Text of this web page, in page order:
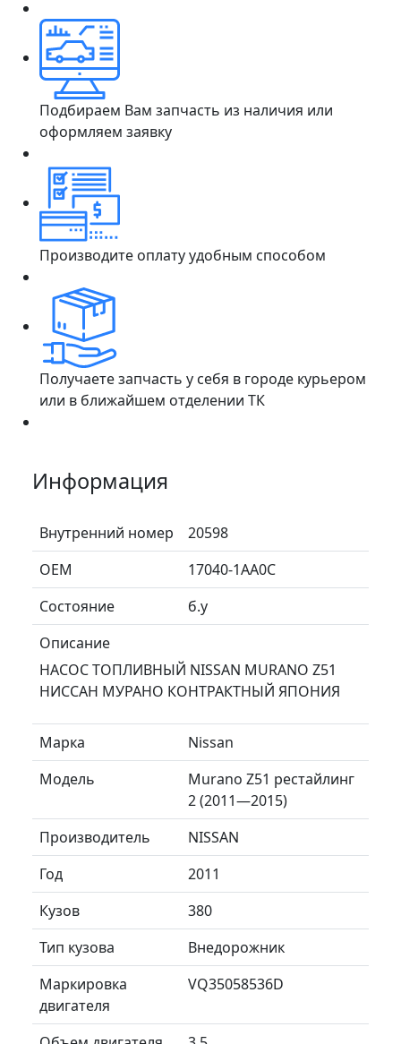
Подбираем Вам запчасть из наличия или
оформляем заявку
Производите оплату удобным способом
Получаете запчасть у себя в городе курьером
или в ближайшем отделении ТК
Информация
Внутренний номер
20598
ОЕМ
17040-1AA0C
Состояние
б.у
Описание
НАСОС ТОПЛИВНЫЙ NISSAN MURANO Z51
НИССАН МУРАНО КОНТРАКТНЫЙ ЯПОНИЯ
Марка
Nissan
Модель
Murano Z51 рестайлинг
2 (2011—2015)
Производитель
NISSAN
Год
2011
Кузов
380
Тип кузова
Внедорожник
Маркировка
двигателя
VQ35058536D